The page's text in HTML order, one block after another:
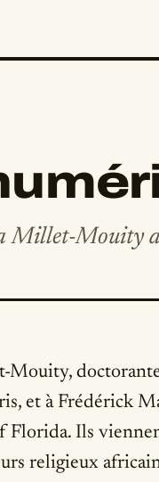
Millet-Mouity
Mouity,
et à Frédérick
Florida. Ils
religieux